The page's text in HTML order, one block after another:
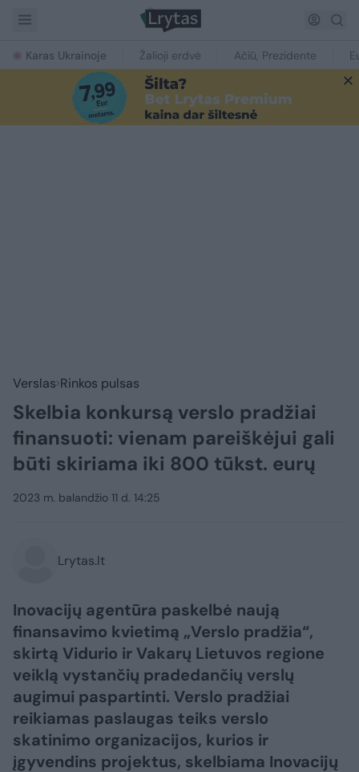
Karas Ukrainoje Žalioji erdvė Ačiū, Prezidente
Verslas Rinkos pulsas
Skelbia konkursą verslo pradžiai
finansuoti: vienam pareiškėjui gali
būti skiriama iki 800 tūkst. eurų
2023 m. balandžio 11 d. 14:25
Lrytas.lt
Inovacijų agentūra paskelbė naują
finansavimo kvietimą „Verslo pradžia“,
skirtą Vidurio ir Vakarų Lietuvos regione
veiklą vystančių pradedančių verslų
augimui paspartinti. Verslo pradžiai
reikiamas paslaugas teiks verslo
skatinimo organizacijos, kurios ir
įgyvendins projektus, skelbiama Inovacijų